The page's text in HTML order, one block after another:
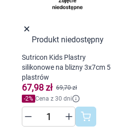
Produkt niedostępny
Sutricon Kids Plastry
silikonowe na blizny 3x7cm 5
plastrów
67,98 zł 69,70 zł
-2% Cena z 30 dni